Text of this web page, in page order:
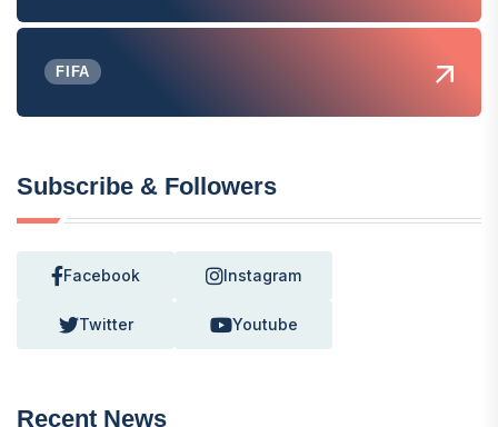
FIFA
Subscribe & Followers
Facebook Instagram
Twitter Youtube
Recent News